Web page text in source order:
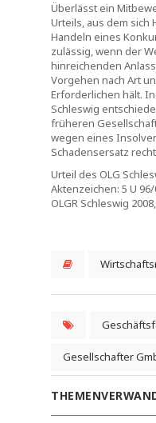
Überlässt ein
Urteils, aus dem sich
Handeln eines
zulässig, wenn der
hinreichenden
Vorgehen nach Art
Erforderlichen hält.
Schleswig
früheren
wegen eines
Schadensersatz
Urteil des OLG
Aktenzeichen: 5 U
OLGR Schleswig
Gesellschafter